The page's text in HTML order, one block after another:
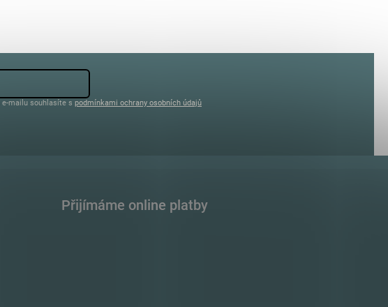
e-mailu souhlasíte s podmínkami ochrany osobních údajů
Přijímáme online platby